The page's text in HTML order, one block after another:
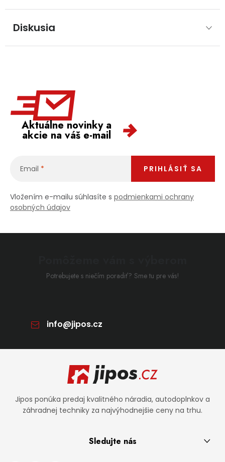
Diskusia
Aktuálne novinky a
akcie na váš e-mail
Email
Vložením e-mailu súhlasíte s podmienkami ochrany
osobných údajov
PRIHLÁSIŤ SA
Potrebujete s niečím poradiť? Sme tu pre vás!
info@jipos.cz
Jipos ponúka predaj kvalitného náradia, autodoplnkov a
záhradnej techniky za najvýhodnejšie ceny na trhu.
Sledujte nás